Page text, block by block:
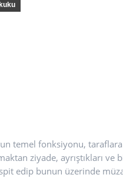
temel fonksiyonu,
ziyade, ayrıştıkları ve
edip bunun üzerinde